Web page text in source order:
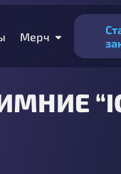
Мерч